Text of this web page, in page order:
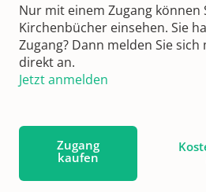
Nur mit einem Zugang können
Kirchenbücher einsehen. Sie
Zugang? Dann melden Sie
direkt an.
Jetzt anmelden
Zugang
kaufen